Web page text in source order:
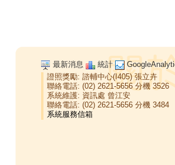
最新消息 統計
證照獎勵: 諮輔中心(I405)張立卉
聯絡電話: (02) 2621-5656 分機 3526
系統維護: 資訊處 曾江安
聯絡電話: (02) 2621-5656 分機 3484